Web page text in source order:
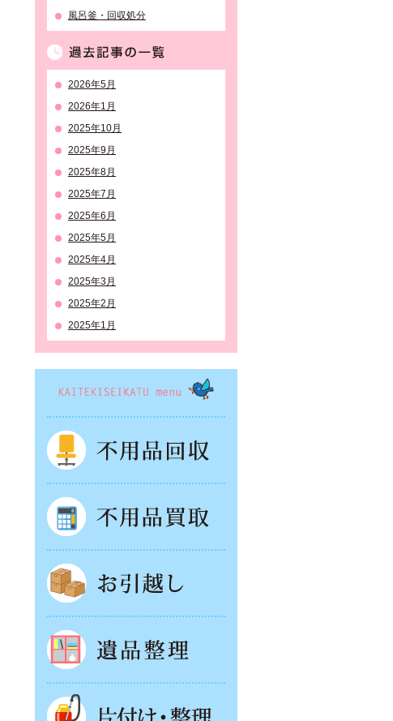
風呂釜・回収処分
2026年5月
2026年1月
2025年10月
2025年9月
2025年8月
2025年7月
2025年6月
2025年5月
2025年4月
2025年3月
2025年2月
2025年1月